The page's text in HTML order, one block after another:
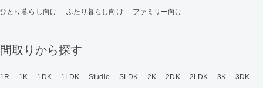
ひとり暮らし向け
ふたり暮らし向け ファミリー向け
間取りから探す
1R 1K 1DK 1LDK Studio SLDK 2K 2DK 2LDK 3K
3DK